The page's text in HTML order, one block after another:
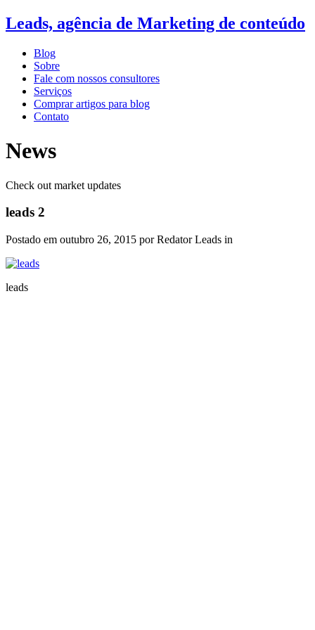
Leads, agência de Marketing de conteúdo
Blog
Sobre
Fale com nossos consultores
Serviços
Comprar artigos para blog
Contato
News
Check out market updates
leads 2
Postado em outubro 26, 2015 por Redator Leads in
leads